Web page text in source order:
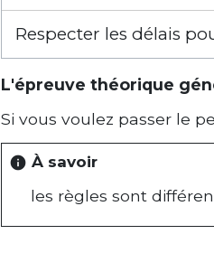
Respecter les délais
L'épreuve théorique
Si vous voulez passer le
info À savoir
les règles sont